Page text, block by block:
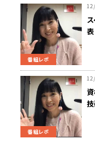
番組レポ
番組レポ